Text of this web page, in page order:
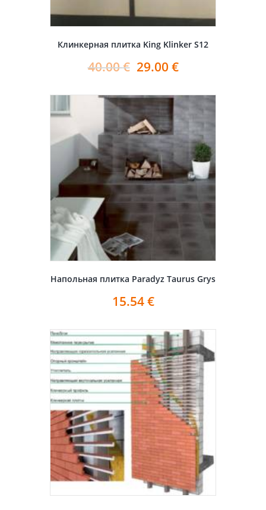
Клинкерная плитка King Klinker S12
40.00€ 29.00 €
Напольная плитка Paradyz Taurus Grys
15.54€